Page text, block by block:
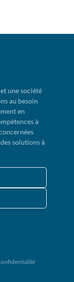
une société
au besoin
en
à
solutions à